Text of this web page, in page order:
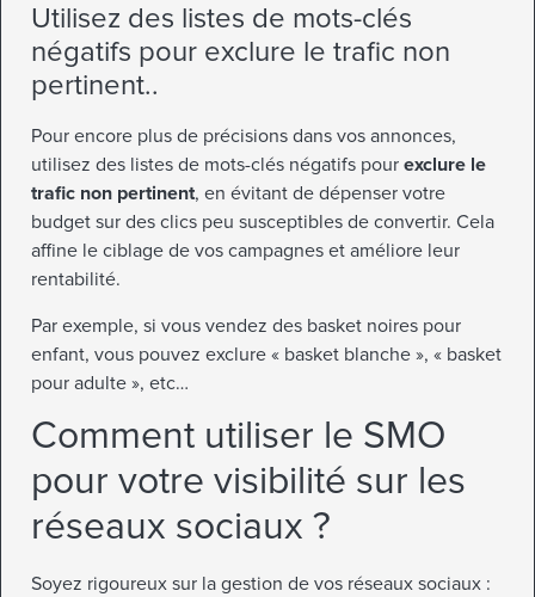
Utilisez des listes de mots-clés
négatifs pour exclure le trafic non
pertinent..
Pour encore plus de précisions dans vos annonces,
utilisez des listes de mots-clés négatifs pour exclure le
trafic non pertinent, en évitant de dépenser votre
budget sur des clics peu susceptibles de convertir. Cela
affine le ciblage de vos campagnes et améliore leur
rentabilité.
Par exemple, si vous vendez des basket noires pour
enfant, vous pouvez exclure « basket blanche », « basket
pour adulte », etc…
Comment utiliser le SMO
pour votre visibilité sur les
réseaux sociaux ?
Soyez rigoureux sur la gestion de vos réseaux sociaux :